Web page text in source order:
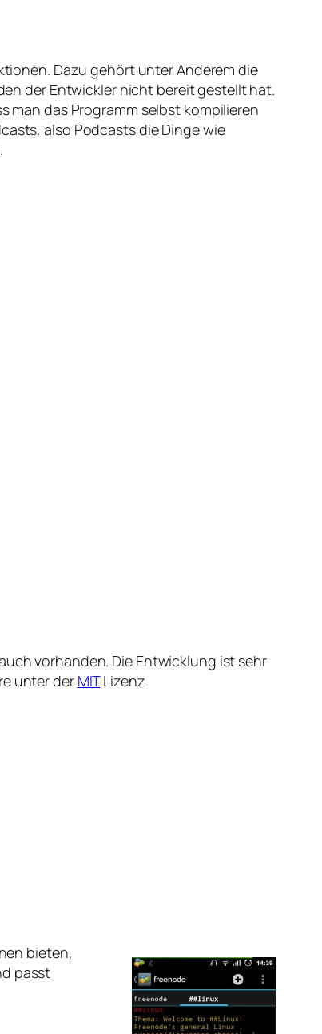
Dazu gehört unter Anderem die
der Entwickler nicht bereit gestellt hat.
man das Programm selbst kompilieren
, also Podcasts die Dinge wie
vorhanden. Die Entwicklung ist sehr
unter der MITLizenz.
bieten,
passt